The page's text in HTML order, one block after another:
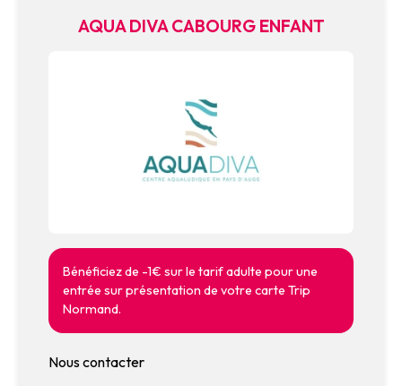
AQUA DIVA CABOURG ENFANT
Bénéficiez de -1€ sur le tarif adulte pour une
entrée sur présentation de votre carte Trip
Normand.
Nous contacter